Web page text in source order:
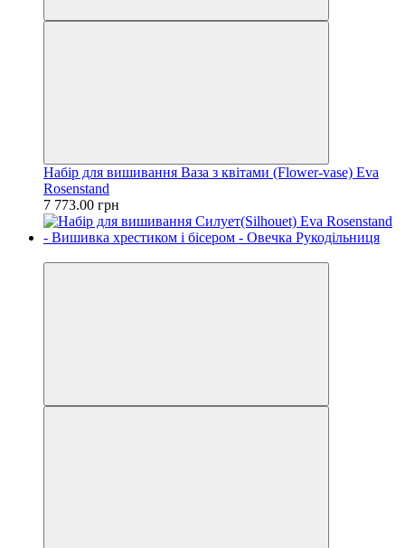
Набір для вишивання Ваза з квітами (Flower-vase) Eva
Rosenstand
7 773.00 грн